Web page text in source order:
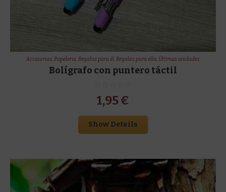
Accesorios, Papeleria, Regalos para él, Regalos para ella, Últimas unidades
Bolígrafo con puntero táctil
1,95€
Show Details